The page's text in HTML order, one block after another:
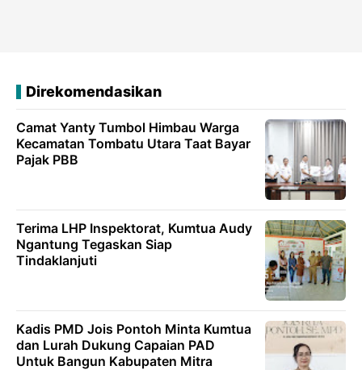
Direkomendasikan
Camat Yanty Tumbol Himbau Warga
Kecamatan Tombatu Utara Taat Bayar
Pajak PBB
Terima LHP Inspektorat, Kumtua Audy
Ngantung Tegaskan Siap
Tindaklanjuti
Kadis PMD Jois Pontoh Minta Kumtua
dan Lurah Dukung Capaian PAD
Untuk Bangun Kabupaten Mitra